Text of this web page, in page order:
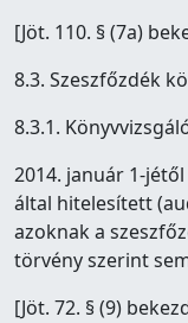
[Jöt. 110. § (7a)
8.3. Szeszfőzdék
8.3.1.
2014. január 1-
által hitelesített
azoknak a
törvény szerint
[Jöt. 72. § (9)